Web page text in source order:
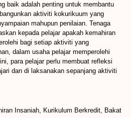
baik adalah penting untuk membantu
aktiviti kokurikuum yang
mahupun penilaian. Tenaga
kepada pelajar apakah kemahiran
bagi setiap aktiviti yang
dalam usaha pelajar memperolehi
para pelajar perlu membuat refleksi
dan di laksanakan sepanjang aktiviti
Insaniah, Kurikulum Berkredit, Bakat